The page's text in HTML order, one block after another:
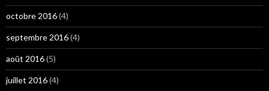
octobre 2016(4)
septembre 2016(4)
août 2016(5)
juillet 2016(4)